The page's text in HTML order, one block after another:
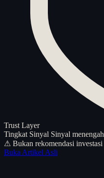
Trust Layer
Tingkat Sinyal Sinyal menengah
⚠ Bukan rekomendasi investasi
Buka Artikel Asli